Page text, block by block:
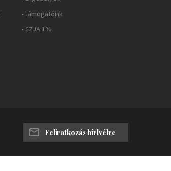
• Támogatóink
• SZJA 1%
Feliratkozás hírlvélre